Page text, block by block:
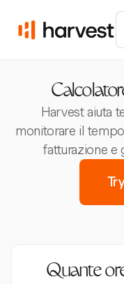
Harvest aiuta
monitorare il
fatturazione e
Quante